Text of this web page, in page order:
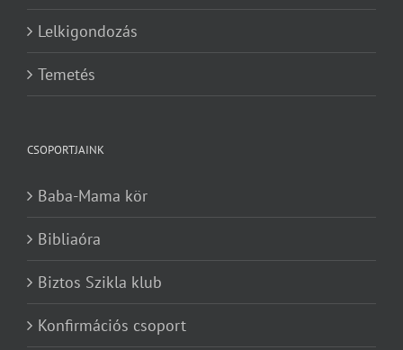
Lelkigondozás
Temetés
CSOPORTJAINK
Baba-Mama kör
Bibliaóra
Biztos Szikla klub
Konfirmációs csoport